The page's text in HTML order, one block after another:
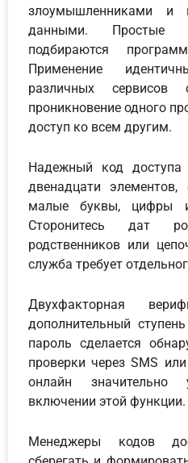
злоумышленниками и
данными. Простые
подбираются
Применение
различных сервисов
проникновение одного
доступ ко всем другим.
Надежный код
двенадцати
малые буквы, цифры
Сторонитесь дат
родственников или
служба требует
Двухфакторная
дополнительный
пароль сделается
проверки через SMS
онлайн значительно
включении этой функции.
Менеджеры кодов